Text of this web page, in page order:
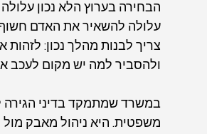
הבחירה בערוץ הלא נכון
עלולה להשאיר את האדם
צריך לבנות מהלך נכון:
ולהסביר למה יש מקום לעכב
במשרד שמתמקד בדיני הגירה
משפטית. היא ניהול מאבק